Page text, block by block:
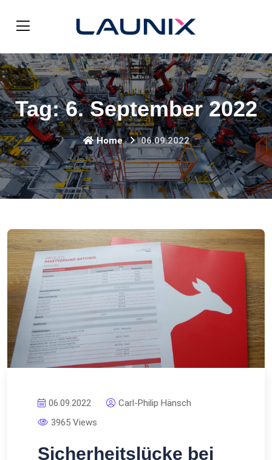
Tag:6. September 2022
Home 06.09.2022
06.09.2022
Carl-Philip Hänsch
3965 Views
Sicherheitslücke bei